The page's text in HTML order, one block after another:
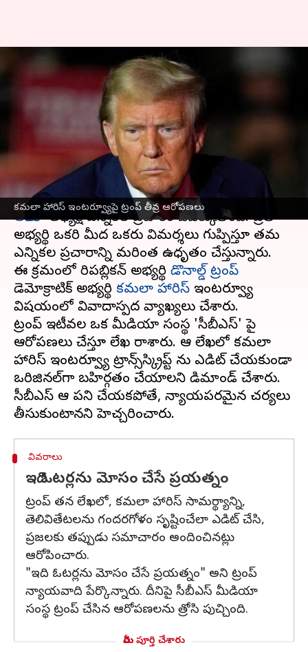
కమలా హారిస్‌ ఇంటర్వ్యూపై ట్రంప్ తీవ్ర ఆరోపణలు
Kamala Harris-Donald Trump:
కమలా హారిస్‌ ఇంటర్వ్యూపై ట్రంప్ తీవ్ర
ఆరోపణలు .. CBS న్యూస్‌ మీడియా
సంస్థపై చట్టపరమైన చర్యలు
వ్రాసిన వారు Sirish Praharaju Oct 22, 2024 10:54 am
ఈ వార్తాకథనం ఏంటి
అమెరికాఅధ్యక్ష ఎన్నికల ప్రచారం వేడెక్కుతోంది. ప్రతి
అభ్యర్థి ఒకరి మీద ఒకరు విమర్శలు గుప్పిస్తూ తమ
ఎన్నికల ప్రచారాన్ని మరింత ఉధృతం చేస్తున్నారు.
ఈ క్రమంలో రిపబ్లికన్ అభ్యర్థి డొనాల్డ్ ట్రంప్
డెమోక్రాటిక్ అభ్యర్థి కమలా హారిస్ ఇంటర్వ్యూ
విషయంలో వివాదాస్పద వ్యాఖ్యలు చేశారు.
ట్రంప్ ఇటీవల ఒక మీడియా సంస్థ 'సీబీఎస్‌' పై
ఆరోపణలు చేస్తూ లేఖ రాశారు. ఆ లేఖలో కమలా
హారిస్ ఇంటర్వ్యూ ట్రాన్స్‌స్క్రిప్ట్‌ ను ఎడిట్ చేయకుండా
ఒరిజినల్‌గా బహిర్గతం చేయాలని డిమాండ్ చేశారు.
సీబీఎస్‌ ఆ పని చేయకపోతే, న్యాయపరమైన చర్యలు
వివరాలు
ఇది ఓటర్లను మోసం చేసే ప్రయత్నం
ట్రంప్ తన లేఖలో, కమలా హారిస్ సామర్థ్యాన్ని,
తెలివితేటలను గందరగోళం సృష్టించేలా ఎడిట్ చేసి,
ప్రజలకు తప్పుడు సమాచారం అందించినట్లు
ఆరోపించారు.
"ఇది ఓటర్లను మోసం చేసే ప్రయత్నం" అని ట్రంప్
న్యాయవాది పేర్కొన్నారు. దీనిపై సీబీఎస్‌ మీడియా
సంస్థ ట్రంప్ చేసిన ఆరోపణలను త్రోసి పుచ్చింది.
మీరు పూర్తి చేశారు